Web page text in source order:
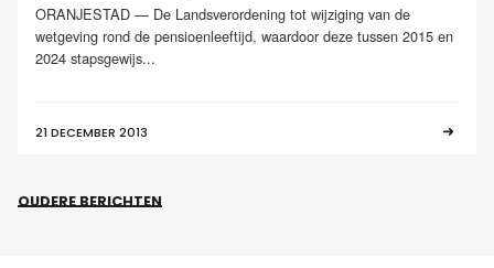
ORANJESTAD — De Landsverordening tot wijziging van de
wetgeving rond de pensioenleeftijd, waardoor deze tussen 2015 en
2024 stapsgewijs...
21 DECEMBER 2013
OUDERE BERICHTEN